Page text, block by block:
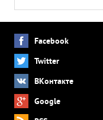
Facebook
Twitter
ВКонтакте
Google